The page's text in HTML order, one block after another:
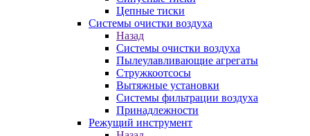
Цепные тиски
Системы очистки воздуха
Назад
Системы очистки воздуха
Пылеулавливающие агрегаты
Стружкоотсосы
Вытяжные установки
Системы фильтрации воздуха
Принадлежности
Режущий инструмент